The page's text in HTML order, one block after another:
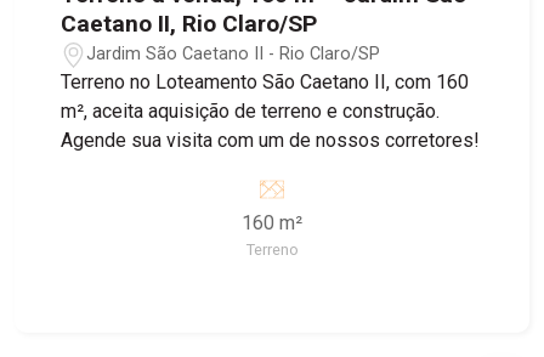
Caetano II, Rio Claro/SP
Jardim São Caetano II - Rio Claro/SP
Terreno no Loteamento São Caetano II, com 160
m², aceita aquisição de terreno e construção.
Agende sua visita com um de nossos corretores!
160 m²
Terreno